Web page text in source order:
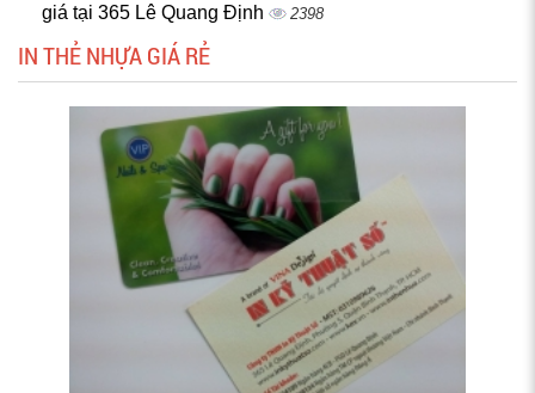
giá tại 365 Lê Quang Định
2398
IN THẺ NHỰA GIÁ RẺ